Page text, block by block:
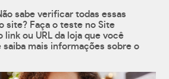
sabe verificar todas essas
site? Faça o teste no Site
link ou URL da loja que você
mais informações sobre o